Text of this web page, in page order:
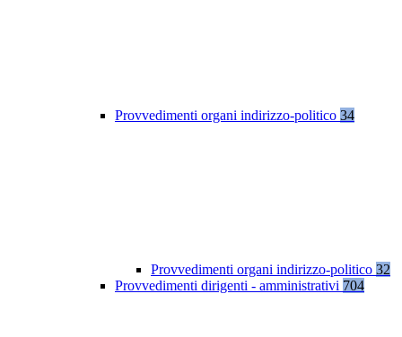
Provvedimenti organi indirizzo-politico 34
Provvedimenti organi indirizzo-politico 32
Provvedimenti dirigenti - amministrativi 704